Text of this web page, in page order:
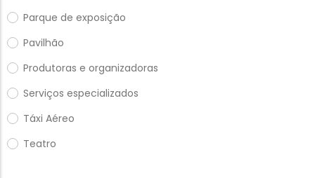
Parque de exposição
Pavilhão
Produtoras e organizadoras
Serviços especializados
Táxi Aéreo
Teatro